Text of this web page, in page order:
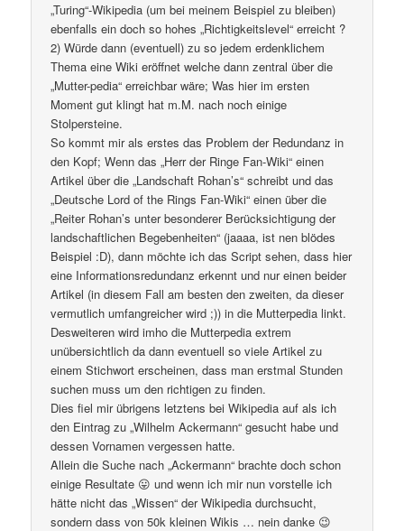
„Turing“-Wikipedia (um bei meinem Beispiel zu bleiben)
ebenfalls ein doch so hohes „Richtigkeitslevel“ erreicht ?
2) Würde dann (eventuell) zu so jedem erdenklichem
Thema eine Wiki eröffnet welche dann zentral über die
„Mutter-pedia“ erreichbar wäre; Was hier im ersten
Moment gut klingt hat m.M. nach noch einige
Stolpersteine.
So kommt mir als erstes das Problem der Redundanz in
den Kopf; Wenn das „Herr der Ringe Fan-Wiki“ einen
Artikel über die „Landschaft Rohan’s“ schreibt und das
„Deutsche Lord of the Rings Fan-Wiki“ einen über die
„Reiter Rohan’s unter besonderer Berücksichtigung der
landschaftlichen Begebenheiten“ (jaaaa, ist nen blödes
Beispiel :D), dann möchte ich das Script sehen, dass hier
eine Informationsredundanz erkennt und nur einen beider
Artikel (in diesem Fall am besten den zweiten, da dieser
vermutlich umfangreicher wird ;)) in die Mutterpedia linkt.
Desweiteren wird imho die Mutterpedia extrem
unübersichtlich da dann eventuell so viele Artikel zu
einem Stichwort erscheinen, dass man erstmal Stunden
suchen muss um den richtigen zu finden.
Dies fiel mir übrigens letztens bei Wikipedia auf als ich
den Eintrag zu „Wilhelm Ackermann“ gesucht habe und
dessen Vornamen vergessen hatte.
Allein die Suche nach „Ackermann“ brachte doch schon
einige Resultate 😛 und wenn ich mir nun vorstelle ich
hätte nicht das „Wissen“ der Wikipedia durchsucht,
sondern dass von 50k kleinen Wikis … nein danke 😉